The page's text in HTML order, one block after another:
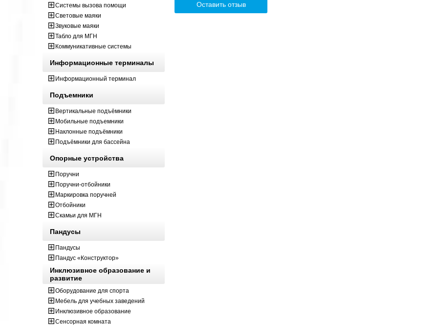
Оставить отзыв
Системы вызова помощи
Световые маяки
Звуковые маяки
Табло для МГН
Коммуникативные системы
Информационные терминалы
Информационный терминал
Подъемники
Вертикальные подъёмники
Мобильные подъемники
Наклонные подъёмники
Подъёмники для бассейна
Опорные устройства
Поручни
Поручни-отбойники
Маркировка поручней
Отбойники
Скамьи для МГН
Пандусы
Пандусы
Пандус «Конструктор»
Инклюзивное образование и
развитие
Оборудование для спорта
Мебель для учебных заведений
Инклюзивное образование
Сенсорная комната